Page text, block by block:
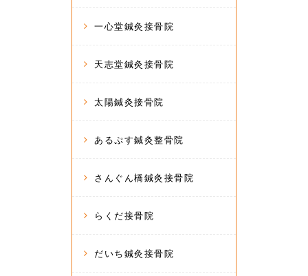
一心堂鍼灸接骨院
天志堂鍼灸接骨院
太陽鍼灸接骨院
あるぷす鍼灸整骨院
さんぐん橋鍼灸接骨院
らくだ接骨院
だいち鍼灸接骨院